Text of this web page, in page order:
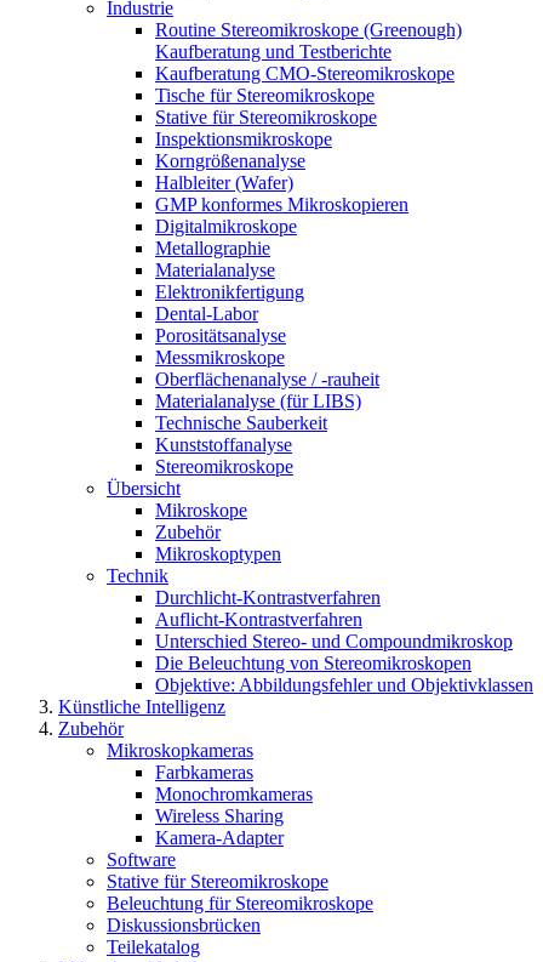
Industrie
Routine Stereomikroskope (Greenough)
Kaufberatung und Testberichte
Kaufberatung CMO-Stereomikroskope
Tische für Stereomikroskope
Stative für Stereomikroskope
Inspektionsmikroskope
Korngrößenanalyse
Halbleiter (Wafer)
GMP konformes Mikroskopieren
Digitalmikroskope
Metallographie
Materialanalyse
Elektronikfertigung
Dental-Labor
Porositätsanalyse
Messmikroskope
Oberflächenanalyse / -rauheit
Materialanalyse (für LIBS)
Technische Sauberkeit
Kunststoffanalyse
Stereomikroskope
Übersicht
Mikroskope
Zubehör
Mikroskoptypen
Technik
Durchlicht-Kontrastverfahren
Auflicht-Kontrastverfahren
Unterschied Stereo- und Compoundmikroskop
Die Beleuchtung von Stereomikroskopen
Objektive: Abbildungsfehler und Objektivklassen
Künstliche Intelligenz
Zubehör
Mikroskopkameras
Farbkameras
Monochromkameras
Wireless Sharing
Kamera-Adapter
Software
Stative für Stereomikroskope
Beleuchtung für Stereomikroskope
Diskussionsbrücken
Teilekatalog